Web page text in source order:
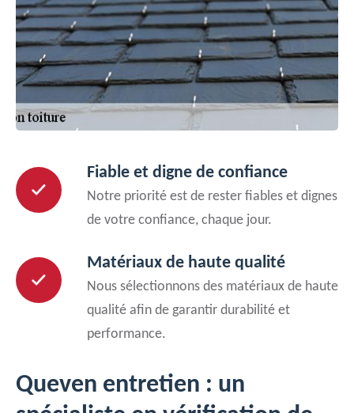
Fiable et digne de confiance
Notre priorité est de rester fiables et dignes
de votre confiance, chaque jour.
Matériaux de haute qualité
Nous sélectionnons des matériaux de haute
qualité afin de garantir durabilité et
performance.
Queven entretien : un